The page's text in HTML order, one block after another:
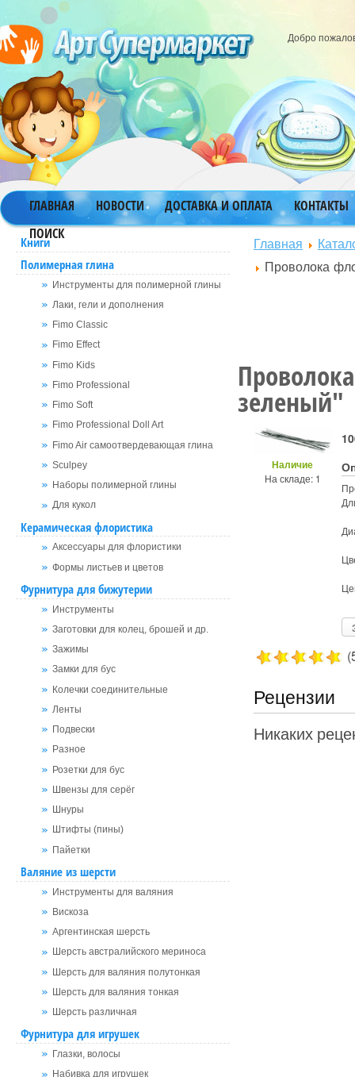
Добро
ГЛАВНАЯ НОВОСТИ ДОСТАВКА И ОПЛАТА
КОНТАКТЫ
ПОИСК
Книги
Полимерная глина
Инструменты для полимерной глины
Лаки, гели и дополнения
Fimo Classic
Fimo Effect
Fimo Kids
Fimo Professional
Fimo Soft
Fimo Professional Doll Art
Fimo Air самоотвердевающая глина
Sculpey
Наборы полимерной глины
Для кукол
Керамическая флористика
Аксессуары для флористики
Формы листьев и цветов
Фурнитура для бижутерии
Инструменты
Заготовки для колец, брошей и др.
Зажимы
Замки для бус
Колечки соединительные
Ленты
Подвески
Разное
Розетки для бус
Швензы для серёг
Шнуры
Штифты (пины)
Пайетки
Валяние из шерсти
Инструменты для валяния
Вискоза
Аргентинская шерсть
Шерсть австралийского мериноса
Шерсть для валяния полутонкая
Шерсть для валяния тонкая
Шерсть различная
Фурнитура для игрушек
Глазки, волосы
Набивка для игрушек
Главная
Проволока
зеленый"
Наличие
На складе: 1
Рецензии
Никаких